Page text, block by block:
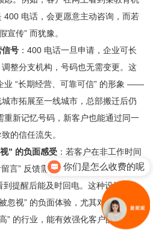
400 电话，会更愿意主动咨询，而若
宣传” 而犹豫。
信号 ：400 电话一旦申请，企业可长
整分支机构，号码也无需变更。这
业 “长期经营、可靠可信” 的形象 ——
市拓展至一线城市，总部搬迁后仍
新记忆号码，新客户也能通过同一
的信任流失。
” 的负面感受 ：若客户在非工作时间
言” 反馈需求；企业还可设置 “漏接
到提醒后能及时回电。这种设计避免
忽视” 的负面体验，尤其对医疗、母
” 的行业，能有效强化客户的信任
你们是怎么收费的呢
现在有优惠活动吗